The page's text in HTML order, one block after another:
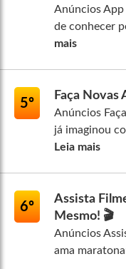
Anúncios App
de conhecer
mais
5º
Faça Novas
Anúncios
já imaginou
Leia mais
6º
Assista
Mesmo! 🎬
Anúncios
ama